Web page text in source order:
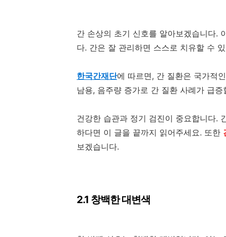
간 손상의 초기 신호를 알아보겠습니다.
다. 간은 잘 관리하면 스스로 치유할 수
한국간재단에 따르면, 간 질환은 국가적
남용, 음주량 증가로 간 질환 사례가 급
건강한 습관과 정기 검진이 중요합니다.
하다면 이 글을 끝까지 읽어주세요. 또한
보겠습니다.
2.1 창백한 대변색